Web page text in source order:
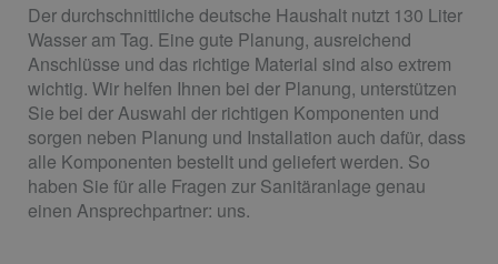
Der durchschnittliche deutsche Haushalt nutzt 130 Liter
Wasser am Tag. Eine gute Planung, ausreichend
Anschlüsse und das richtige Material sind also extrem
wichtig. Wir helfen Ihnen bei der Planung, unterstützen
Sie bei der Auswahl der richtigen Komponenten und
sorgen neben Planung und Installation auch dafür, dass
alle Komponenten bestellt und geliefert werden. So
haben Sie für alle Fragen zur Sanitäranlage genau
einen Ansprechpartner: uns.